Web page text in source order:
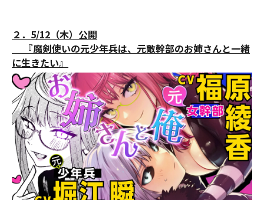
２．5/12（木）公開
『魔剣使いの元少年兵は、元敵幹部のお姉さんと一緒
に生きたい』